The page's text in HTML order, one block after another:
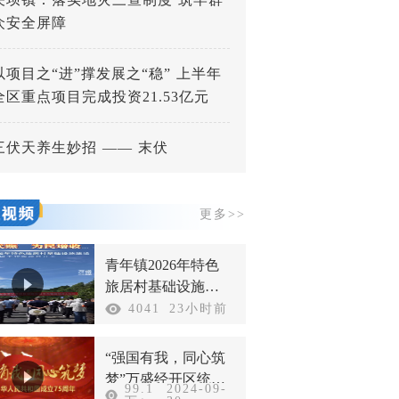
安全屏障
项目之“进”撑发展之“稳” 上半年
区重点项目完成投资21.53亿元
伏天养生妙招 —— 末伏
更多>>
青年镇2026年特色
旅居村基础设施建
设以工代赈项目开
4041 23小时前
“强国有我，同心筑
梦”万盛经开区统一
99.1
2024-09-